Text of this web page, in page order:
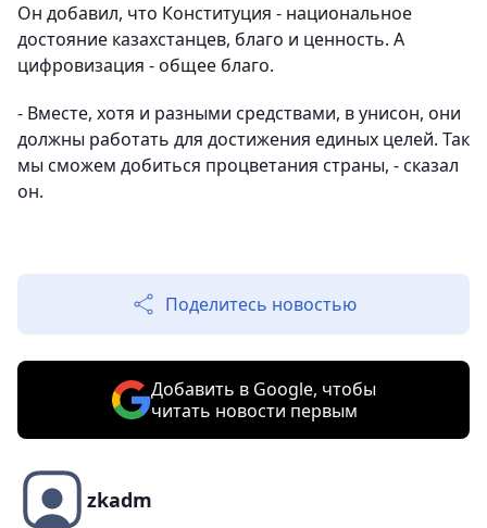
Он добавил, что Конституция - национальное
достояние казахстанцев, благо и ценность. А
цифровизация - общее благо.
- Вместе, хотя и разными средствами, в унисон, они
должны работать для достижения единых целей. Так
мы сможем добиться процветания страны, - сказал
он.
Поделитесь новостью
Добавить в Google, чтобы
читать новости первым
zkadm